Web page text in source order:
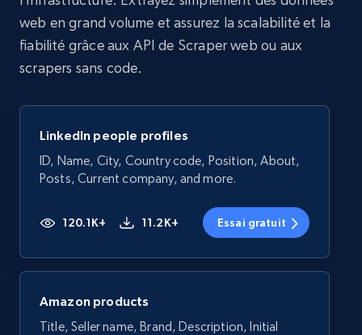
web en grand volume et assurez la scalabilité et la
fiabilité grâce aux API de Scraper web ou aux
scrapers sans code.
LinkedIn people profiles
ID, Name, City, Country code, Position, About,
Posts, Current company, and more.
120.1K+ 11.2K+ Essai gratuit
Amazon products
Title, Seller name, Brand, Description, Initial